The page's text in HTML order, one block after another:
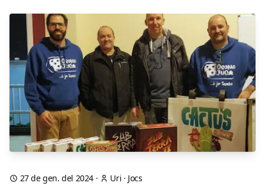
27 de gen. del 2024 · Uri · Jocs